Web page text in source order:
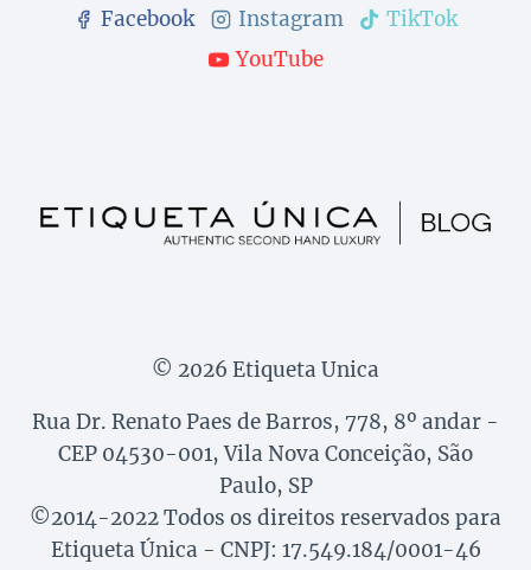
Facebook Instagram
TikTok
YouTube
© 2026 Etiqueta Unica
Rua Dr. Renato Paes de Barros, 778, 8º andar -
CEP 04530-001, Vila Nova Conceição, São
Paulo, SP
©2014-2022 Todos os direitos reservados para
Etiqueta Única - CNPJ: 17.549.184/0001-46